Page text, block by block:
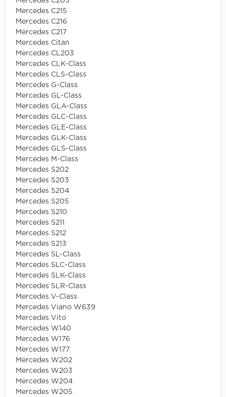
Mercedes C215
Mercedes C216
Mercedes C217
Mercedes Citan
Mercedes CL203
Mercedes CLK-Class
Mercedes CLS-Class
Mercedes G-Class
Mercedes GL-Class
Mercedes GLA-Class
Mercedes GLC-Class
Mercedes GLE-Class
Mercedes GLK-Class
Mercedes GLS-Class
Mercedes M-Class
Mercedes S202
Mercedes S203
Mercedes S204
Mercedes S205
Mercedes S210
Mercedes S211
Mercedes S212
Mercedes S213
Mercedes SL-Class
Mercedes SLC-Class
Mercedes SLK-Class
Mercedes SLR-Class
Mercedes V-Class
Mercedes Viano W639
Mercedes Vito
Mercedes W140
Mercedes W176
Mercedes W177
Mercedes W202
Mercedes W203
Mercedes W204
Mercedes W205